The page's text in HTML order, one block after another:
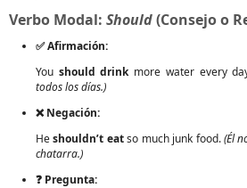
Verbo Modal: Should(Consejo o
✅ Afirmación:
You should drinkmore water every
todos los días.)
❌ Negación:
Heshouldn’t eatso much junk food.(Él
chatarra.)
❓ Pregunta: